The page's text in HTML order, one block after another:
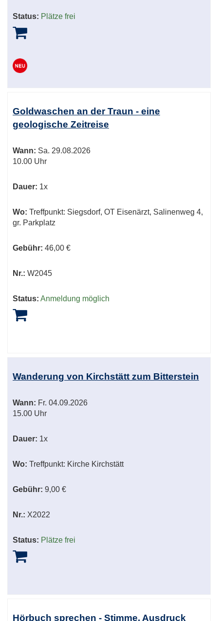
Status: Plätze frei
Goldwaschen an der Traun - eine
geologische Zeitreise
Wann: Sa. 29.08.2026
10.00 Uhr
Dauer: 1x
Wo: Treffpunkt: Siegsdorf, OT Eisenärzt, Salinenweg 4,
gr. Parkplatz
Gebühr: 46,00 €
Nr.: W2045
Status: Anmeldung möglich
Wanderung von Kirchstätt zum Bitterstein
Wann: Fr. 04.09.2026
15.00 Uhr
Dauer: 1x
Wo: Treffpunkt: Kirche Kirchstätt
Gebühr: 9,00 €
Nr.: X2022
Status: Plätze frei
Hörbuch sprechen - Stimme, Ausdruck